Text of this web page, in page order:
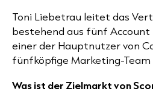
Toni Liebetrau leitet das
bestehend aus fünf Account
einer der Hauptnutzer von
fünfköpfige Marketing-
Was ist der Zielmarkt von